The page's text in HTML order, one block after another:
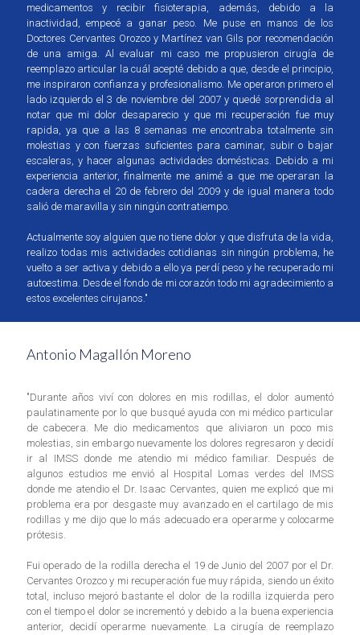
medicamentos y recibir fisioterapia, además, debido a la
inactividad, empecé a ganar peso. Me puse en manos de los
Doctores Cervantes Orozco y Martínez van Gils por recomendación
de una amiga. Al evaluar mi caso me propusieron cirugía de
reemplazo articular la cuál acepté debido a que, desde el principio,
me inspiraron confianza y profesionalismo. Me operaron primero el
lado izquierdo el 3 de noviembre del 2007 y quedé sorprendida al
notar que mi dolor desaparecio y que mi recuperación fue muy
rapida, ya que a las 8 semanas me encontraba totalmente sin
molestias y con fuerzas suficientes para caminar, subir o bajar
escaleras, y hacer algunas actividades domésticas. Debido a mi
experiencia anterior, finalmente me animé a que me operaran la
cadera derecha el 20 de febrero del 2009 y de igual manera todo
salió de maravilla y sin ningún contratiempo.
Actualmente soy alguien que no tiene dolor y que disfruta de la vida,
realizo todas mis actividades cotidianas sin ningún problema, he
vuelto a ser activa y debido a ello ya perdí peso y he recuperado mi
autoestima. Desde el fondo de mi corazón todo mi agradecimiento a
estos excelentes cirujanos."
Antonio Magallón Moreno
"Durante años viví con dolores en mis rodillas, el dolor aumentó
paulatinamente por lo que busqué ayuda con mi médico particular
de cabecera. Me dio medicamentos que aliviaron un poco mis
molestias, sin embargo nuevamente los dolores regresaron y decidí
ir al IMSS donde me atendio mi médico familiar. Después de
algunos estudios me envió al Hospital Lomas verdes del IMSS
donde me atendio el Dr. Isaac Cervantes, quien me explicó que mi
problema era por desgaste muy avanzado en el cartilago de mis
rodillas y me dijo que lo más adecuado era operarme y colocarme
prótesis.
Fui operado de la rodilla derecha el 19 de Junio del 2007 por el Dr.
Cervantes Orozco y mi recuperación fue muy rápida, siendo un éxito
total, incluso mejoró bastante el dolor de la rodilla izquierda pero
con el tiempo el dolor se incrementó y debido a la buena experiencia
anterior, decidí operarme nuevamente. La cirugía de reemplazo